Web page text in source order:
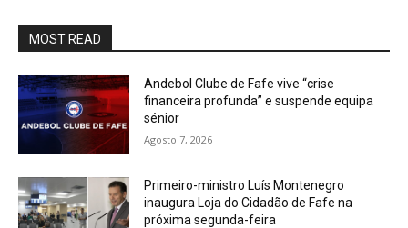
MOST READ
Andebol Clube de Fafe vive “crise
financeira profunda” e suspende equipa
sénior
Agosto 7, 2026
Primeiro-ministro Luís Montenegro
inaugura Loja do Cidadão de Fafe na
próxima segunda-feira